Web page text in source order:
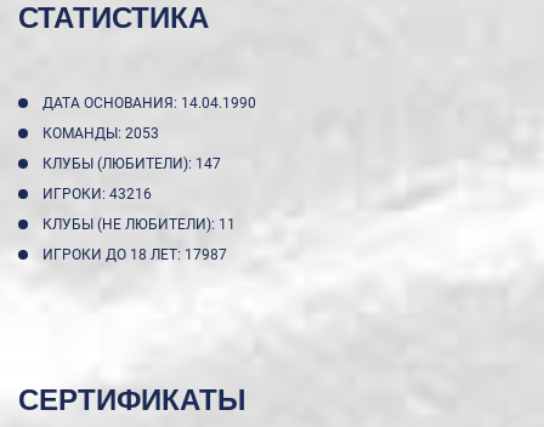
СТАТИСТИКА
ДАТА ОСНОВАНИЯ: 14.04.1990
КОМАНДЫ: 2053
КЛУБЫ (ЛЮБИТЕЛИ): 147
ИГРОКИ: 43216
КЛУБЫ (НЕ ЛЮБИТЕЛИ): 11
ИГРОКИ ДО 18 ЛЕТ: 17987
СЕРТИФИКАТЫ